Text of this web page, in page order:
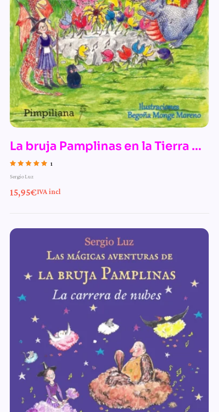
La bruja Pamplinas en la Tierra de
los Dragones
5.00
1
Sergio Luz
15,95€IVA incl